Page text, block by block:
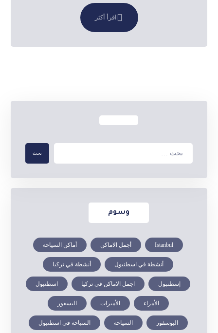
اقرأ أكثر
بحث
وسوم
Istanbul أجمل الاماكن أماكن السياحة
أنشطة في اسطنبول أنشطة في تركيا
إسطنبول اجمل الاماكن في تركيا اسطنبول
الأمراء الأميرات البسفور
البوسفور السياحة السياحة في اسطنبول